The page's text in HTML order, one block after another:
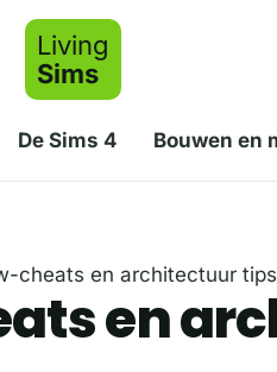
Living
Sims
De Sims 4 Bouwen en
cheats en architectuur tips
en